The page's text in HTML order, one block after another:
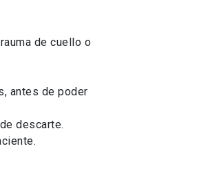
de cuello o
antes de poder
descarte.